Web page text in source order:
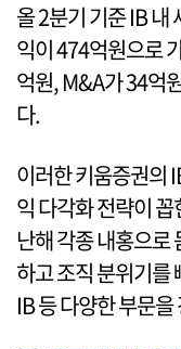
올 2분기 기준 IB 내
익이 474억원으로
억원, M&A가 34억
다.
이러한 키움증권의
익 다각화 전략이
난해 각종 내홍으로
하고 조직 분위기
IB 등 다양한 부문